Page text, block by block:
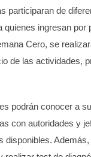
participaran de
quienes ingresan por
Cero, se
de las actividades,
podrán conocer a
con autoridades y
disponibles. Además,